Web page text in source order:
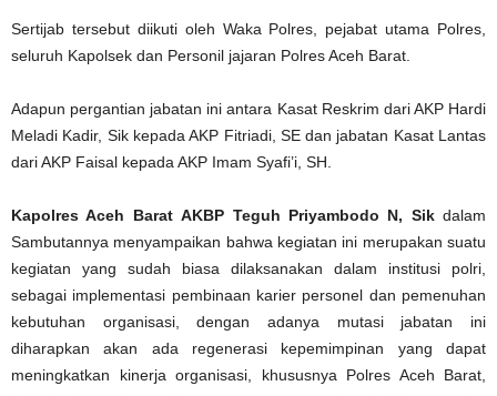
Sertijab tersebut diikuti oleh Waka Polres, pejabat utama Polres,
seluruh Kapolsek dan Personil jajaran Polres Aceh Barat.
Adapun pergantian jabatan ini antara Kasat Reskrim dari AKP Hardi
Meladi Kadir, Sik kepada AKP Fitriadi, SE dan jabatan Kasat Lantas
dari AKP Faisal kepada AKP Imam Syafi’i, SH.
Kapolres Aceh Barat AKBP Teguh Priyambodo N, Sikdalam
Sambutannya menyampaikan bahwa kegiatan ini merupakan suatu
kegiatan yang sudah biasa dilaksanakan dalam institusi polri,
sebagai implementasi pembinaan karier personel dan pemenuhan
kebutuhan organisasi, dengan adanya mutasi jabatan ini
diharapkan akan ada regenerasi kepemimpinan yang dapat
meningkatkan kinerja organisasi, khususnya Polres Aceh Barat,